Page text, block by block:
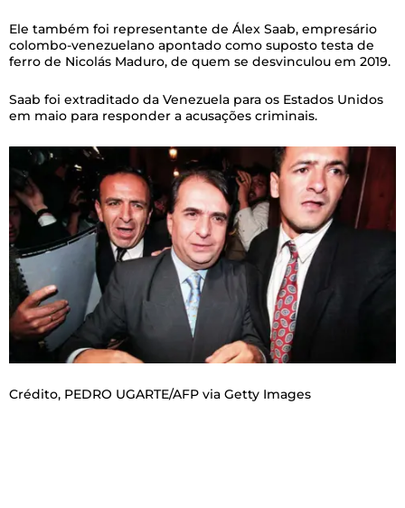
Ele também foi representante de Álex Saab, empresário
colombo-venezuelano apontado como suposto testa de
ferro de Nicolás Maduro, de quem se desvinculou em 2019.
Saab foi extraditado da Venezuela para os Estados Unidos
em maio para responder a acusações criminais.
Crédito, PEDRO UGARTE/AFP via Getty Images